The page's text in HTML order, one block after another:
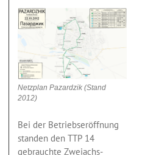
Netzplan Pazardzik (Stand
2012)
Bei der Betriebseröffnung
standen den TTP 14
gebrauchte Zweiachs-